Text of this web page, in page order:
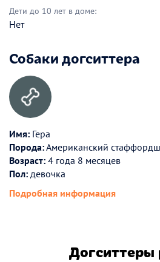
Дети до 10 лет в доме:
Нет
Собаки догситтера
Имя: Гера
Порода:Американский
Возраст: 4 года 8 месяцев
Пол: девочка
Подробная информация
Догситтеры